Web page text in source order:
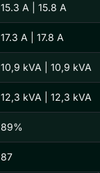
15.3 A | 15.8 A
17.3 A | 17.8 A
10,9 kVA | 10,9 kVA
12,3 kVA | 12,3 kVA
89%
87